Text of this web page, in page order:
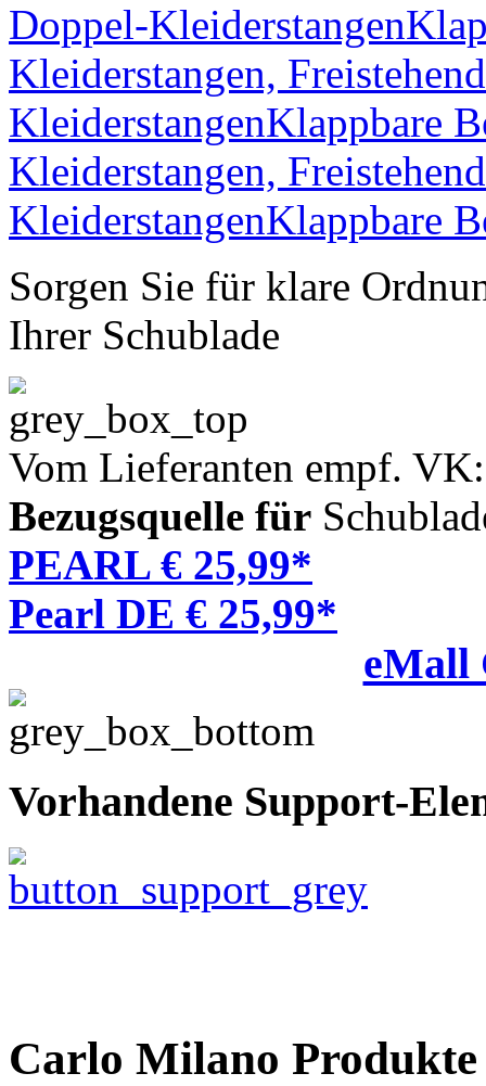
Sorgen Sie für klare
Ihrer Schublade
Vom Lieferanten empf.
Bezugsquelle für
PEARL € 25,99*
Pearl DE € 25,99*
eMall
Vorhandene Support-
Carlo Milano